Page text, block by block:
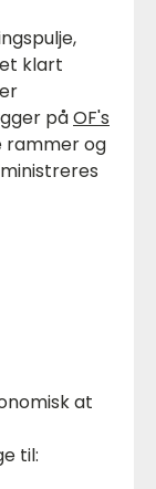
klart
påOF's
rammer og
at
til: